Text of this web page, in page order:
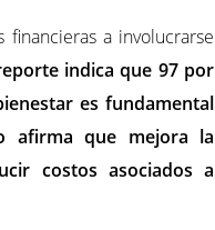
a involucrarse
indica que 97 por
es fundamental
afirma que mejora la
costos asociados a